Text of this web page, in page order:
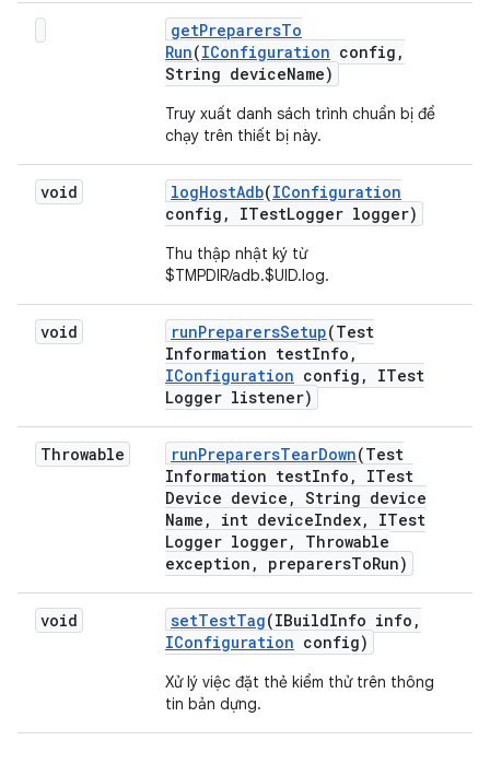
getPreparersTo
Run(IConfiguration config ,
String deviceName)
Truy xuất danh sách trình chuẩn bị để
chạy trên thiết bị này.
void logHostAdb(IConfiguration
config , ITestLogger logger)
Thu thập nhật ký từ
$TMPDIR/adb.$UID.log.
void runPreparersSetup(Test
Information testInfo ,
IConfiguration config ,
ITest
Logger listener)
Throwable runPreparersTearDown(Test
Information testInfo ,
ITest
Device device , String device
Name , int deviceIndex,
ITest
Logger logger,
Throwable
exception , preparersToRun)
void setTestTag(IBuildInfo info ,
IConfiguration config)
Xử lý việc đặt thẻ kiểm thử trên thông
tin bản dựng.